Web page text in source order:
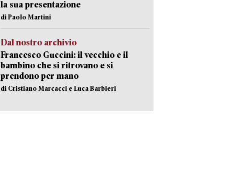
la sua presentazione
di Paolo Martini
Dal nostro archivio
Francesco Guccini: il vecchio e il
bambino che si ritrovano e si
prendono per mano
di Cristiano Marcacci e Luca Barbieri